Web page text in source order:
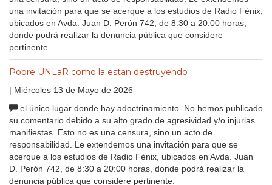
una invitación para que se acerque a los estudios de Radio Fénix,
ubicados en Avda. Juan D. Perón 742, de 8:30 a 20:00 horas,
donde podrá realizar la denuncia pública que considere
pertinente.
Pobre UNLaR como la estan destruyendo
| Miércoles 13 de Mayo de 2026
el único lugar donde hay adoctrinamiento..No hemos publicado
su comentario debido a su alto grado de agresividad y/o injurias
manifiestas. Esto no es una censura, sino un acto de
responsabilidad. Le extendemos una invitación para que se
acerque a los estudios de Radio Fénix, ubicados en Avda. Juan
D. Perón 742, de 8:30 a 20:00 horas, donde podrá realizar la
denuncia pública que considere pertinente.